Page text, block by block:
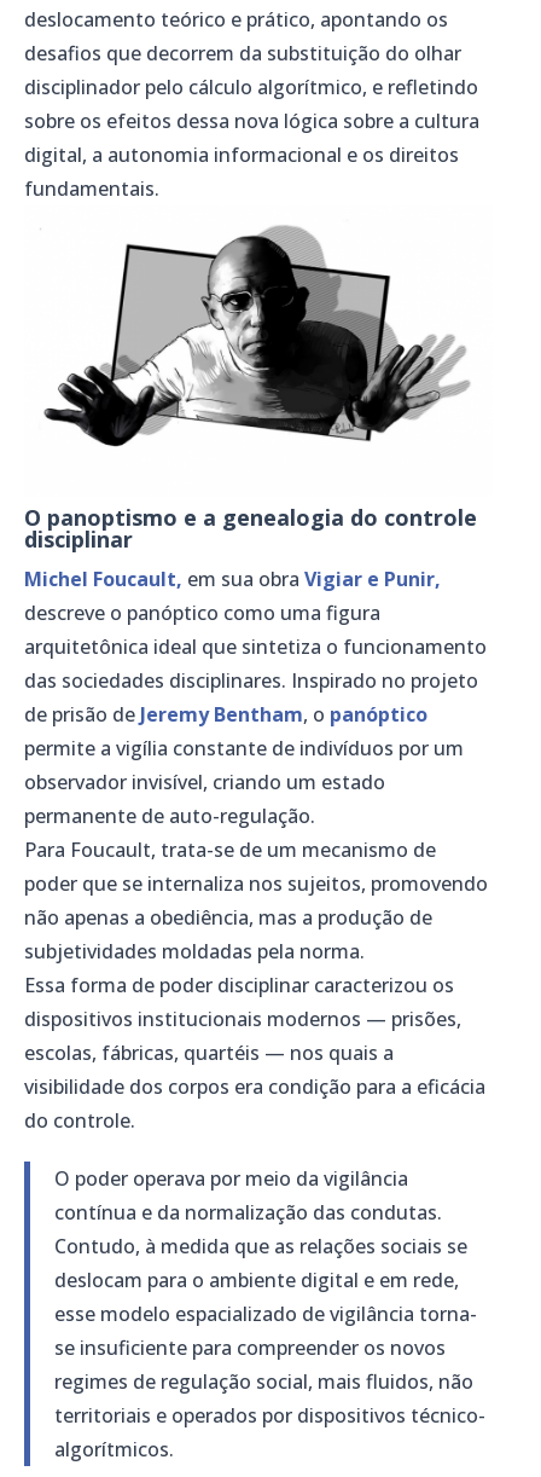
deslocamento teórico e prático, apontando os
desafios que decorrem da substituição do olhar
disciplinador pelo cálculo algorítmico, e refletindo
sobre os efeitos dessa nova lógica sobre a cultura
digital, a autonomia informacional e os direitos
fundamentais.
O panoptismo e a genealogia do controle
disciplinar
Michel Foucault, em sua obra Vigiar e Punir,
descreve o panóptico como uma figura
arquitetônica ideal que sintetiza o funcionamento
das sociedades disciplinares. Inspirado no projeto
de prisão de Jeremy Bentham, o panóptico
permite a vigília constante de indivíduos por um
observador invisível, criando um estado
permanente de auto-regulação.
Para Foucault, trata-se de um mecanismo de
poder que se internaliza nos sujeitos, promovendo
não apenas a obediência, mas a produção de
subjetividades moldadas pela norma.
Essa forma de poder disciplinar caracterizou os
dispositivos institucionais modernos — prisões,
escolas, fábricas, quartéis — nos quais a
visibilidade dos corpos era condição para a eficácia
do controle.
O poder operava por meio da vigilância
contínua e da normalização das condutas.
Contudo, à medida que as relações sociais se
deslocam para o ambiente digital e em rede,
esse modelo espacializado de vigilância torna-
se insuficiente para compreender os novos
regimes de regulação social, mais fluidos, não
territoriais e operados por dispositivos técnico-
algorítmicos.